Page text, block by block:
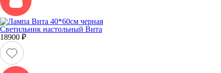
Светильник настольный Вита
18900 ₽